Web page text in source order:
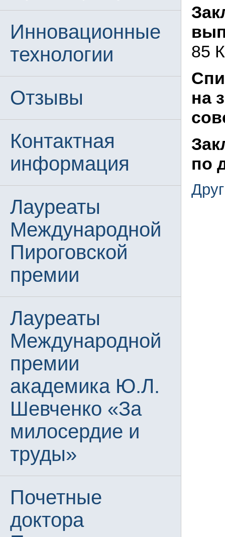
Инновационные
технологии
Отзывы
Контактная
информация
Лауреаты
Международной
Пироговской
премии
Лауреаты
Международной
премии
академика Ю.Л.
Шевченко «За
милосердие и
труды»
Почетные
доктора
85
на
по